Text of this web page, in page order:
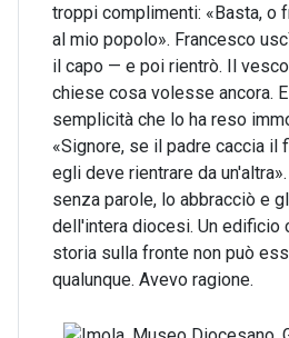
troppi complimenti: «Basta, o
al mio popolo». Francesco
il capo — e poi rientrò. Il
chiese cosa volesse ancora.
semplicità che lo ha reso
«Signore, se il padre caccia il
egli deve rientrare da
senza parole, lo abbracciò e
dell'intera diocesi. Un edificio
storia sulla fronte non può
qualunque. Avevo ragione.